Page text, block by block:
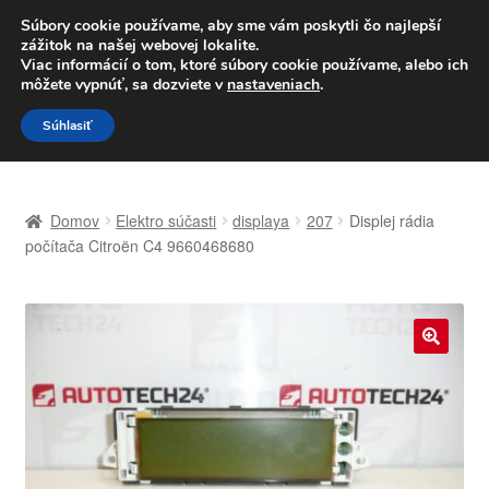
DOPRAVA od 6 EUR
Po–Pi 09:00–16:00 233 221 276
Preskočiť
na
navigáciu
Preskočiť
na
obsah
Celosvetová preprava
Košík
Môj účet
Domov Elektro súčasti displaya 207
Displej rádia
počítača Citroën C4 9660468680
Súbory cookie používame, aby sme vám poskytli čo najlepší
zážitok na našej webovej lokalite.
Viac informácií o tom, ktoré súbory cookie používame, alebo ich
môžete vypnúť, sa dozviete v nastaveniach.
Súhlasiť